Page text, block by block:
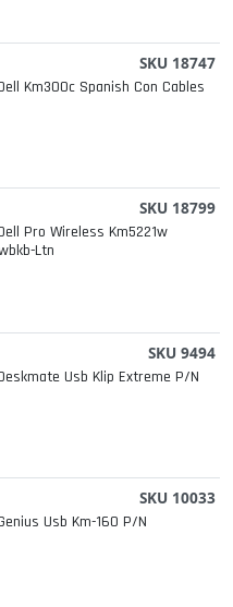
SKU 18747
Km300c Spanish Con Cables
SKU 18799
Pro Wireless Km5221w
Ltn
SKU 9494
Usb Klip Extreme P/n
SKU 10033
Usb Km-160 P/n